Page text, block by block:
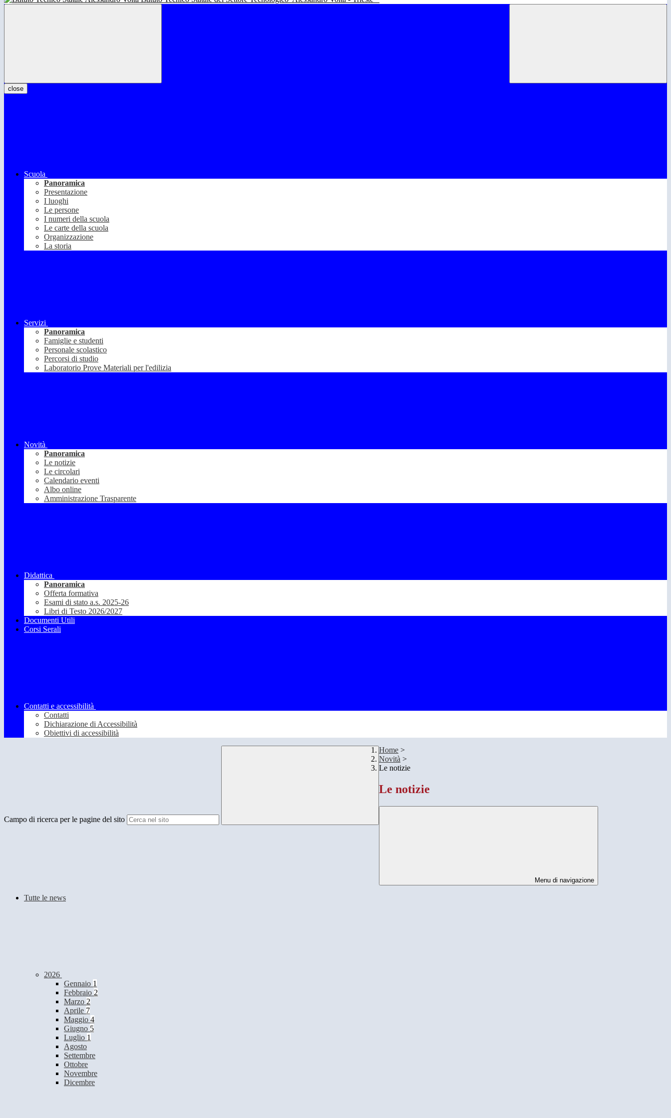
close
Scuola
Panoramica
Presentazione
I luoghi
Le persone
I numeri della scuola
Le carte della scuola
Organizzazione
La storia
Servizi
Panoramica
Famiglie e studenti
Personale scolastico
Percorsi di studio
Laboratorio Prove Materiali per l'edilizia
Novità
Panoramica
Le notizie
Le circolari
Calendario eventi
Albo online
Amministrazione Trasparente
Didattica
Panoramica
Offerta formativa
Esami di stato a.s. 2025-26
Libri di Testo 2026/2027
Documenti Utili
Corsi Serali
Contatti e accessibilità
Contatti
Dichiarazione di Accessibilità
Obiettivi di accessibilità
Campo di ricerca per le pagine del sito
Home >
Novità >
Le notizie
Le notizie
Menu di navigazione
Tutte le news
2026
Gennaio 1
Febbraio 2
Marzo 2
Aprile 7
Maggio 4
Giugno 5
Luglio 1
Agosto
Settembre
Ottobre
Novembre
Dicembre